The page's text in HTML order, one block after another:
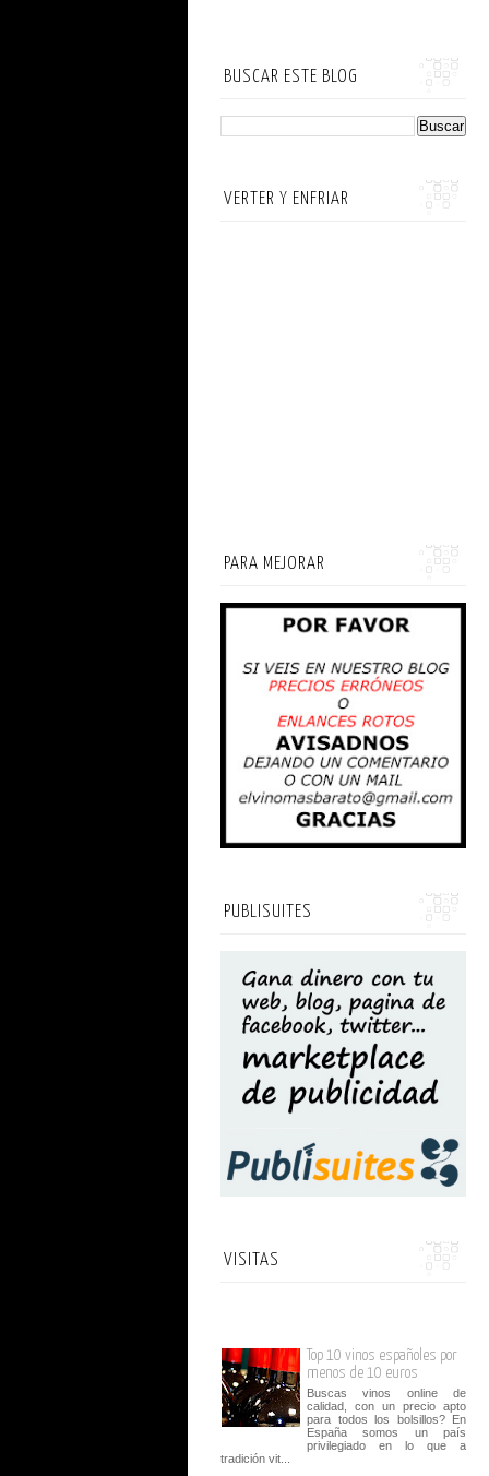
BUSCAR ESTE BLOG
VERTER Y ENFRIAR
PARA MEJORAR
PUBLISUITES
VISITAS
Top 10 vinos españoles por
menos de 10 euros
Buscas vinos online de
calidad, con un precio apto
para todos los bolsillos? En
España somos un país
privilegiado en lo que a
tradición vit...